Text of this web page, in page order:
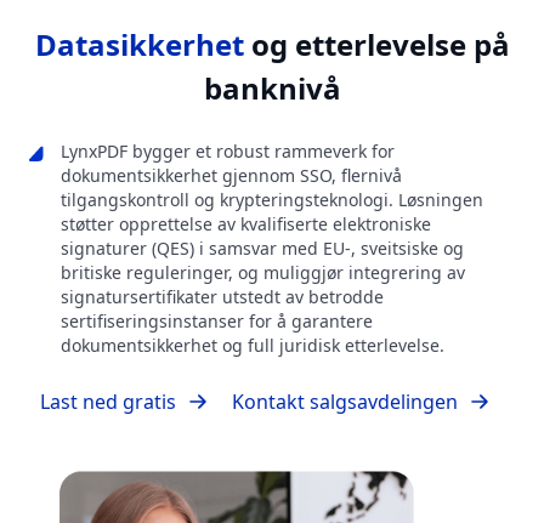
Datasikkerhetog etterlevelse på
banknivå
LynxPDF bygger et robust rammeverk for
dokumentsikkerhet gjennom SSO, flernivå
tilgangskontroll og krypteringsteknologi. Løsningen
støtter opprettelse av kvalifiserte elektroniske
signaturer (QES) i samsvar med EU-, sveitsiske og
britiske reguleringer, og muliggjør integrering av
signatursertifikater utstedt av betrodde
sertifiseringsinstanser for å garantere
dokumentsikkerhet og full juridisk etterlevelse.
Last ned gratis Kontakt salgsavdelingen